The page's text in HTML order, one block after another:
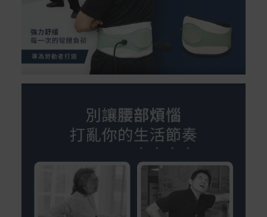
*遊戲光碟、軟體等影音商品屬智慧財產權之商品。依消費
者保護法第十九條第二項規定，一經拆封後恕不接受退換
貨。
如有相關退換貨服務需求，您可以透過專線或服務信箱聯
本站商品除有特別標示收取運費之商品，其餘全館皆可免
運宅配到府。
Acer旗下品牌商品除可宅配配送全台各地外，部分商品可
在消費者完成訂單付款後兩個工作天內會安排訂單出貨，
非Acer旗下品牌商品依配合廠商規範，可能會有無法配送
外島的狀況，